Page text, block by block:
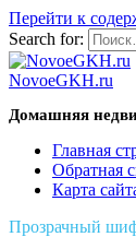
Перейти к
Search for:
NovoeGKH.ru
Домашняя
Главная
Обратная
Карта
Прозрачный